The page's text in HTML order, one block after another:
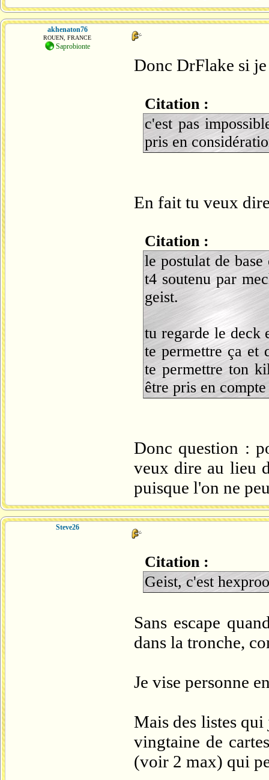
akhenaton76
ROUEN, FRANCE
Saprobionte
Donc DrFlake si
Citation :
c'est pas
pris en
En fait tu veux
Citation :
le postulat de
t4 soutenu par
geist.
tu regarde le deck
te permettre ça et
te permettre ton
être pris en compte
Donc question :
veux dire au lieu
puisque l'on ne
Steve26
Citation :
Geist, c'est
Sans escape
dans la tronche,
Je vise personne
Mais des listes
vingtaine de
(voir 2 max) qui